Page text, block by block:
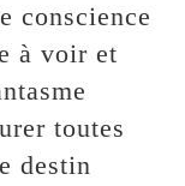
conscience
à voir et
toutes
destin